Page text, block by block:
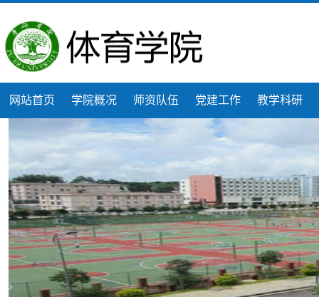
网站首页 学院概况 师资队伍 党建工作 教学科研